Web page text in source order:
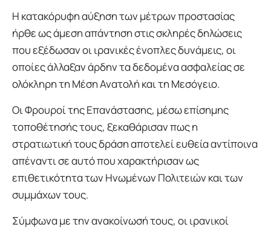
Η κατακόρυφη αύξηση των μέτρων προστασίας
ήρθε ως άμεση απάντηση στις σκληρές δηλώσεις
που εξέδωσαν οι ιρανικές ένοπλες δυνάμεις, οι
οποίες άλλαξαν άρδην τα δεδομένα ασφαλείας σε
ολόκληρη τη Μέση Ανατολή και τη Μεσόγειο.
Οι Φρουροί της Επανάστασης, μέσω επίσημης
τοποθέτησής τους, ξεκαθάρισαν πως η
στρατιωτική τους δράση αποτελεί ευθεία αντίποινα
απέναντι σε αυτό που χαρακτήρισαν ως
επιθετικότητα των Ηνωμένων Πολιτειών και των
συμμάχων τους.
Σύμφωνα με την ανακοίνωσή τους, οι ιρανικοί